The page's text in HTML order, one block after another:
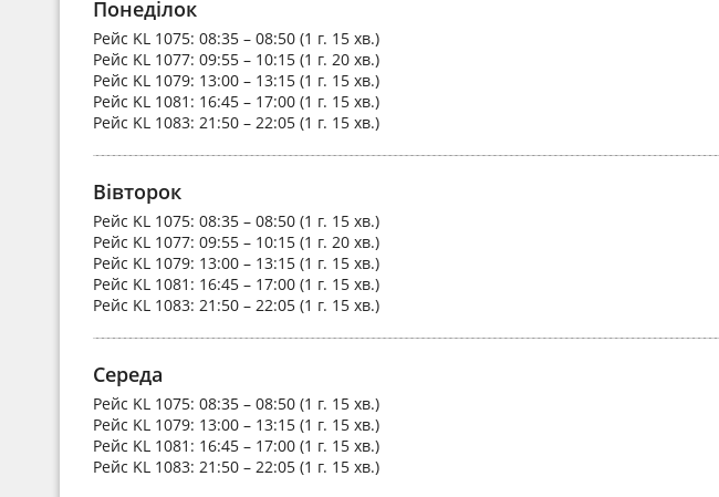
Понеділок
Рейс KL 1075: 08:35 – 08:50 (1 г. 15 хв.)
Рейс KL 1077: 09:55 – 10:15 (1 г. 20 хв.)
Рейс KL 1079: 13:00 – 13:15 (1 г. 15 хв.)
Рейс KL 1081 : 16:45 – 17:00 (1 г. 15 хв.)
Рейс KL 1083: 21:50 – 22:05 (1 г. 15 хв.)
Вівторок
Рейс KL 1075: 08:35 – 08:50 (1 г. 15 хв.)
Рейс KL 1077: 09:55 – 10:15 (1 г. 20 хв.)
Рейс KL 1079: 13:00 – 13:15 (1 г. 15 хв.)
Рейс KL 1081 : 16:45 – 17:00 (1 г. 15 хв.)
Рейс KL 1083: 21:50 – 22:05 (1 г. 15 хв.)
Середа
Рейс KL 1075: 08:35 – 08:50 (1 г. 15 хв.)
Рейс KL 1079: 13:00 – 13:15 (1 г. 15 хв.)
Рейс KL 1081 : 16:45 – 17:00 (1 г. 15 хв.)
Рейс KL 1083: 21:50 – 22:05 (1 г. 15 хв.)